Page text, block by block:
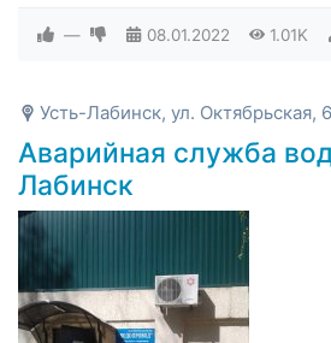
— 08.01.2022 1.01K
Усть-Лабинск, ул. Октябрьская,
Аварийная служба
Лабинск